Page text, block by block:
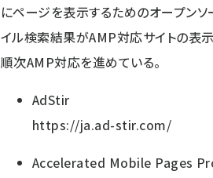
にページを表示するためのオープン
イル検索結果がAMP対応サイトの表
順次AMP対応を進めている。
AdStir
https://ja.ad-stir.com/
Accelerated Mobile Pages